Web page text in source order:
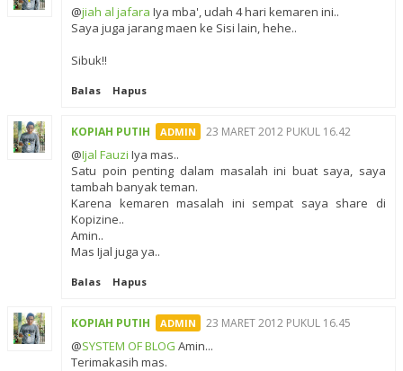
@jiah al jafara Iya mba', udah 4 hari kemaren ini..
Saya juga jarang maen ke Sisi lain, hehe..
Sibuk!!
Balas Hapus
KOPIAH PUTIH 23 MARET 2012 PUKUL 16.42
@Ijal Fauzi Iya mas..
Satu poin penting dalam masalah ini buat saya, saya
tambah banyak teman.
Karena kemaren masalah ini sempat saya share di
Kopizine..
Amin..
Mas Ijal juga ya..
Balas Hapus
KOPIAH PUTIH 23 MARET 2012 PUKUL 16.45
@SYSTEM OF BLOG Amin...
Terimakasih mas.